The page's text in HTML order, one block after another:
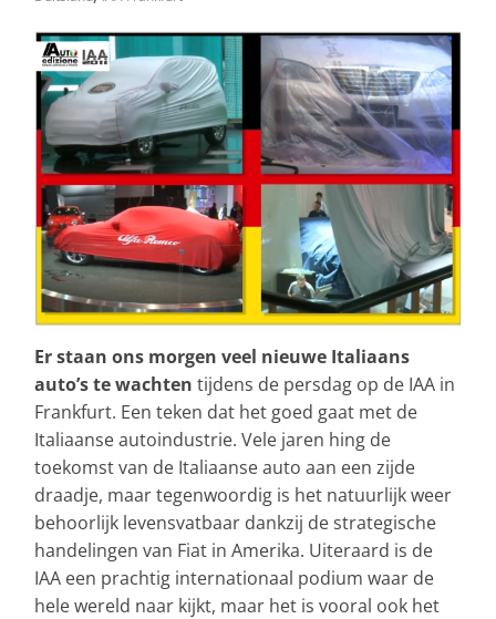
Er staan ons morgen veel nieuwe Italiaans
auto’s te wachten tijdens de persdag op de IAA in
Frankfurt. Een teken dat het goed gaat met de
Italiaanse autoindustrie. Vele jaren hing de
toekomst van de Italiaanse auto aan een zijde
draadje, maar tegenwoordig is het natuurlijk weer
behoorlijk levensvatbaar dankzij de strategische
handelingen van Fiat in Amerika. Uiteraard is de
IAA een prachtig internationaal podium waar de
hele wereld naar kijkt, maar het is vooral ook het